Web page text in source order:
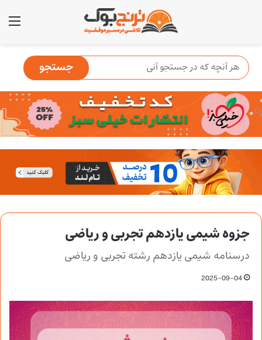
جزوه شیمی یازدهم تجربی و ریاضی
درسنامه شیمی یازدهم رشته تجربی و ریاضی
2025-09-04